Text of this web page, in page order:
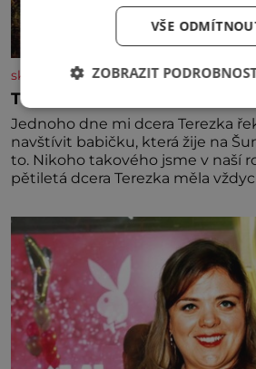
skutecnepribehy.cz
Ta cesta nám změnila život!
Jednoho dne mi dcera Terezka
navštívit babičku, která žije na
to. Nikoho takového jsme v naší
pětiletá dcera Terezka měla
mi říkala, že se jí zdálo o
princeznách, statečných rytířích
VŠE
ZOBRAZIT